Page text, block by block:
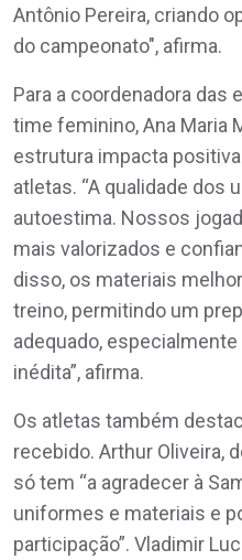
Antônio Pereira, criando
do campeonato", afirma.
Para a coordenadora das
time feminino, Ana Maria
estrutura impacta
atletas. “A qualidade
autoestima. Nossos
mais valorizados e
disso, os materiais
treino, permitindo um
adequado,
inédita”, afirma.
Os atletas também
recebido. Arthur Oliveira,
só tem “a agradecer à
uniformes e materiais e
participação”. Vladimir